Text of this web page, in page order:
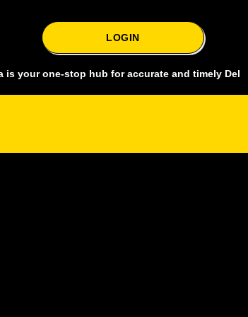
LOGIN
one-stop hub for accurate and timely Delhi